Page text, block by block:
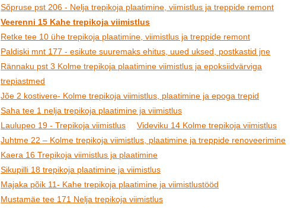
Sõpruse pst 206 - Nelja trepikoja plaatimine, viimistlus ja treppide remont
Veerenni 15 Kahe trepikoja viimistlus
Retke tee 10 ühe trepikoja plaatimine, viimistlus ja treppide remont
Paldiski mnt 177 - esikute suuremaks ehitus, uued uksed, postkastid jne
Rännaku pst 3 Kolme trepikoja plaatimine viimistlus ja epoksiidvärviga
trepiastmed
Jõe 2 kostivere- Kolme trepikoja viimistlus, plaatimine ja epoga trepid
Saha tee 1 nelja trepikoja plaatimine ja viimistlus
Laulupeo 19 - Trepikoja viimistlus
Videviku 14 Kolme trepikoja viimistlus
Juhtme 22 – Kolme trepikoja viimistlus, plaatimine ja treppide renoveerimine
Kaera 16 Trepikoja viimistlus ja plaatimine
Sikupilli 18 trepikoja plaatimine ja viimistlus
Majaka põik 11- Kahe trepikoja plaatimine ja viimistlustööd
Mustamäe tee 171 Nelja trepikoja viimistlus